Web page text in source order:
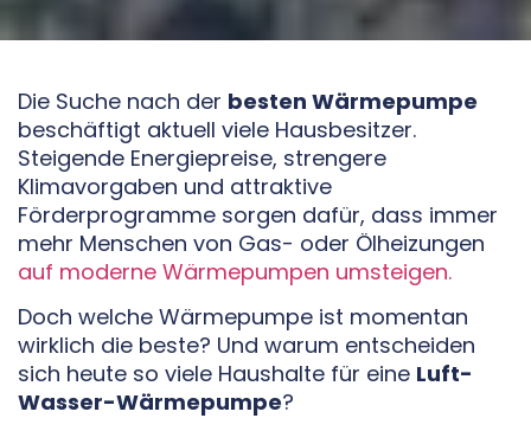
Die Suche nach der besten Wärmepumpe
beschäftigt aktuell viele Hausbesitzer.
Steigende Energiepreise, strengere
Klimavorgaben und attraktive
Förderprogramme sorgen dafür, dass immer
mehr Menschen von Gas- oder Ölheizungen
auf moderne Wärmepumpen umsteigen.
Doch welche Wärmepumpe ist momentan
wirklich die beste? Und warum entscheiden
sich heute so viele Haushalte für eine Luft-
Wasser-Wärmepumpe?